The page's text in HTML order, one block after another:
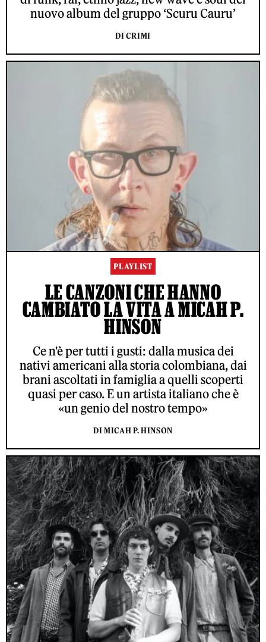
nuovo album del gruppo ‘Scuru Cauru’
DI CRIMI
PLAYLIST
LE CANZONI CHE HANNO
CAMBIATO LA VITA A MICAH P.
HINSON
Ce n'è per tutti i gusti: dalla musica dei
nativi americani alla storia colombiana, dai
brani ascoltati in famiglia a quelli scoperti
quasi per caso. E un artista italiano che è
«un genio del nostro tempo»
DI MICAH P. HINSON